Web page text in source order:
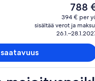
hinta
on
788 €
788
394 € per
sisältää verot ja